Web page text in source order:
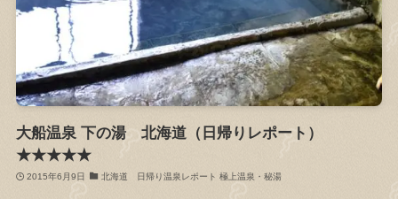
大船温泉 下の湯 北海道（日帰りレポート）
★★★★★
2015年6月9日 北海道 日帰り温泉レポート 極上温泉・秘湯